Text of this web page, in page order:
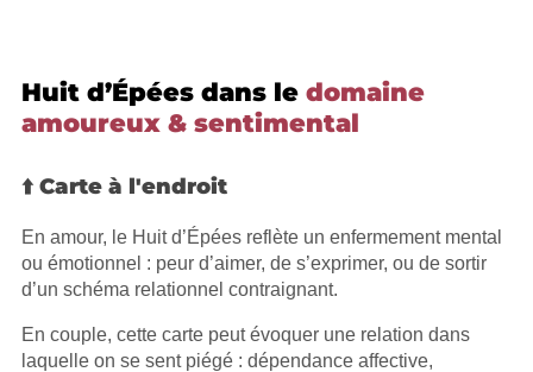
Huit d’Épées dans le domaine
amoureux & sentimental
⬆️ Carte à l'endroit
En amour, le Huit d’Épées reflète un enfermement mental
ou émotionnel : peur d’aimer, de s’exprimer, ou de sortir
d’un schéma relationnel contraignant.
En couple, cette carte peut évoquer une relation dans
laquelle on se sent piégé : dépendance affective,